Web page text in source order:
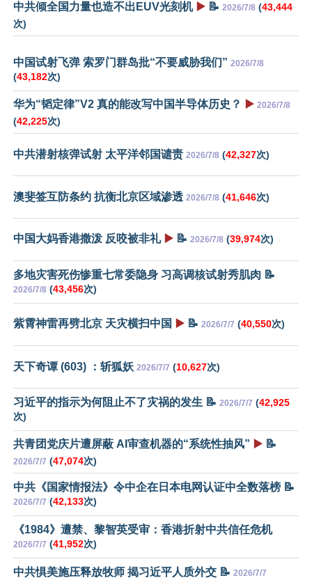
中共倾全国力量也造不出EUV光刻机 ▶️ 📝 2026/7/8 (43,444
次)
中国试射飞弹 索罗门群岛批“不要威胁我们” 2026/7/8
(43,182次)
华为“韬定律”V2 真的能改写中国半导体历史？ ▶️ 2026/7/8
(42,225次)
中共潜射核弹试射 太平洋邻国谴责 2026/7/8 (42,327次)
澳斐签互防条约 抗衡北京区域渗透 2026/7/8 (41,646次)
中国大妈香港撒泼 反咬被非礼 ▶️ 📝 2026/7/8 (39,974次)
多地灾害死伤惨重七常委隐身 习高调核试射秀肌肉 📝
2026/7/8 (43,456次)
紫霄神雷再劈北京 天灾横扫中国 ▶️ 📝 2026/7/7 (40,550次)
天下奇谭 (603) ：斩狐妖 2026/7/7 (10,627次)
习近平的指示为何阻止不了灾祸的发生 📝 2026/7/7 (42,925
次)
共青团党庆片遭屏蔽 AI审查机器的“系统性抽风” ▶️ 📝
2026/7/7 (47,074次)
中共《国家情报法》令中企在日本电网认证中全数落榜 📝
2026/7/7 (42,133次)
《1984》遭禁、黎智英受审：香港折射中共信任危机
2026/7/7 (41,952次)
中共惧美施压释放牧师 揭习近平人质外交 📝 2026/7/7